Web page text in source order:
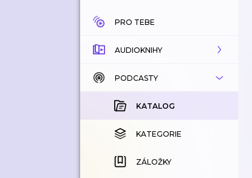
PRO TEBE
AUDIOKNIHY
KATALOG
KOUPENÉ
KATEGORIE
ZÁLOŽKY
PODCASTY
KATALOG
KATEGORIE
ZÁLOŽKY